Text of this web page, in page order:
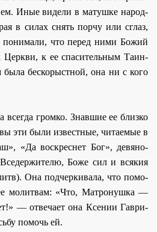
Иные ви­де­ли в ма­туш­ке на­род­
в си­лах снять пор­чу или сглаз,
что пе­ред ни­ми Бо­жий
Церк­ви, к ее спа­си­тель­ным Та­ин­
бес­ко­рыст­ной, она ни с ко­го
гром­ко. Знав­шие ее близ­ко
эти бы­ли из­вест­ные, чи­та­е­мые в
«Да вос­креснет Бог», де­вя­но­
Бо­же сил и вся­кия
Она под­чер­ки­ва­ла, что по­мо­
мо­лит­вам: «Что, Мат­ро­нуш­ка —
— от­ве­ча­ет она Ксе­нии Гав­ри­
по­мочь ей.